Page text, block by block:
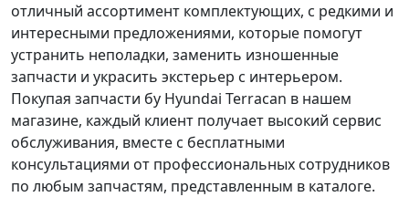
отличный ассортимент комплектующих, с редкими и
интересными предложениями, которые помогут
устранить неполадки, заменить изношенные
запчасти и украсить экстерьер с интерьером.
Покупая запчасти бу Hyundai Terracan в нашем
магазине, каждый клиент получает высокий сервис
обслуживания, вместе с бесплатными
консультациями от профессиональных сотрудников
по любым запчастям, представленным в каталоге.